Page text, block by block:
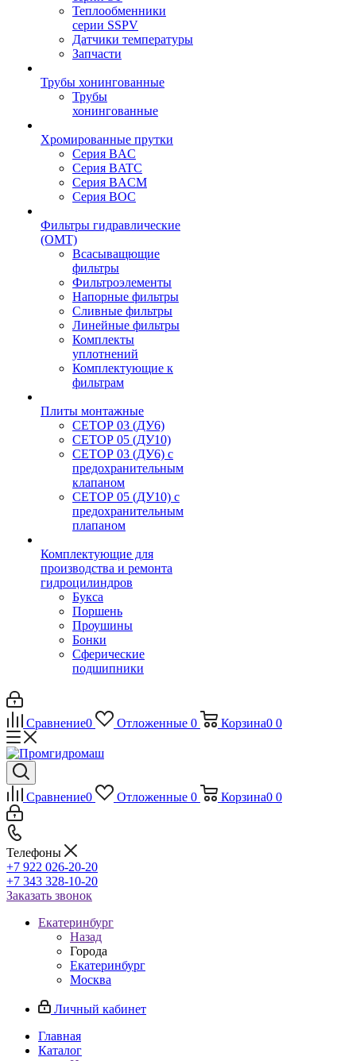
Теплообменники
серии SSPV
Датчики температуры
Запчасти
Трубы хонингованные
Трубы
хонингованные
Хромированные прутки
Серия BAC
Серия BATC
Серия BACM
Серия BOC
Фильтры гидравлические
(OMT)
Всасыващющие
фильтры
Фильтроэлементы
Напорные фильтры
Сливные фильтры
Линейные фильтры
Комплекты
уплотнений
Комплектующие к
фильтрам
Плиты монтажные
CЕТОР 03 (ДУ6)
CЕТОР 05 (ДУ10)
CЕТОР 03 (ДУ6) с
предохранительным
клапаном
CЕТОР 05 (ДУ10) с
предохранительным
плапаном
Комплектующие для
производства и ремонта
гидроцилиндров
Букса
Поршень
Проушины
Бонки
Сферические
подшипники
Сравнение0 Отложенные 0 Корзина0 0
Сравнение0 Отложенные 0 Корзина0 0
Телефоны
+7 922 026-20-20
+7 343 328-10-20
Заказать звонок
Екатеринбург
Назад
Города
Екатеринбург
Москва
Личный кабинет
Главная
Каталог